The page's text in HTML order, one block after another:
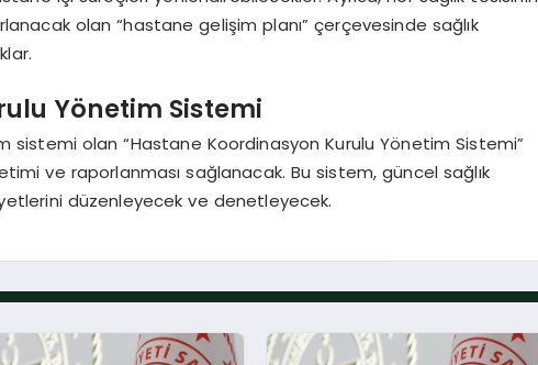
olan “hastane gelişim planı” çerçevesinde sağlık
Yönetim Sistemi
sistemi olan “Hastane Koordinasyon Kurulu Yönetim Sistemi”
ve raporlanması sağlanacak. Bu sistem, güncel sağlık
düzenleyecek ve denetleyecek.